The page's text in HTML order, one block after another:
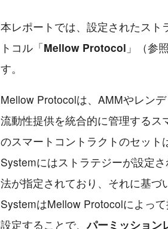
本レポートでは、設定されたスト
トコル「Mellow Protocol 」（参
す。
Mellow Protocolは、AMMやレン
流動性提供を統合的に管理するス
のスマートコントラクトのセット
Systemにはストラテジーが設定
法が指定されており、それに基
SystemはMellow Protocolによっ
設定することで、パーミッション